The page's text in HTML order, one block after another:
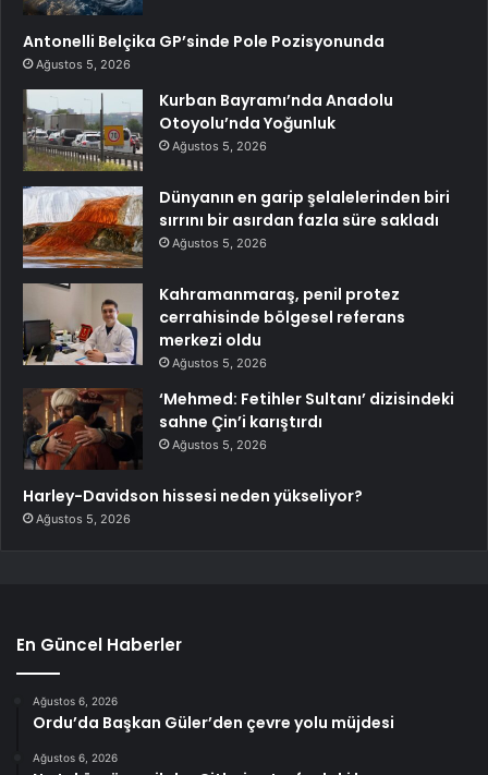
Antonelli Belçika GP’sinde Pole Pozisyonunda
Ağustos 5, 2026
Kurban Bayramı’nda Anadolu
Otoyolu’nda Yoğunluk
Ağustos 5, 2026
Dünyanın en garip şelalelerinden biri
sırrını bir asırdan fazla süre sakladı
Ağustos 5, 2026
Kahramanmaraş, penil protez
cerrahisinde bölgesel referans
merkezi oldu
Ağustos 5, 2026
‘Mehmed: Fetihler Sultanı’ dizisindeki
sahne Çin’i karıştırdı
Ağustos 5, 2026
Harley-Davidson hissesi neden yükseliyor?
Ağustos 5, 2026
En Güncel Haberler
Ağustos 6, 2026
Ordu’da Başkan Güler’den çevre yolu müjdesi
Ağustos 6, 2026